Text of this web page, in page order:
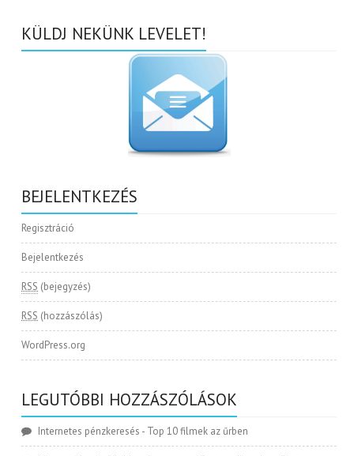
KÜLDJ NEKÜNK LEVELET!
BEJELENTKEZÉS
Regisztráció
Bejelentkezés
RSS (bejegyzés)
RSS (hozzászólás)
WordPress.org
LEGUTÓBBI HOZZÁSZÓLÁSOK
Internetes pénzkeresés - Top 10 filmek az űrben